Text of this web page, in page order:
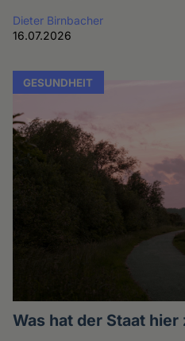
Dieter Birnbacher
16.07.2026
GESUNDHEIT
Was hat der Staat hier